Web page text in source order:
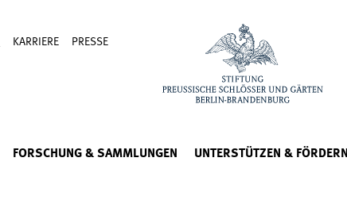
KARRIERE PRESSE
FORSCHUNG & SAMMLUNGEN UNTERSTÜTZEN & FÖRDERN